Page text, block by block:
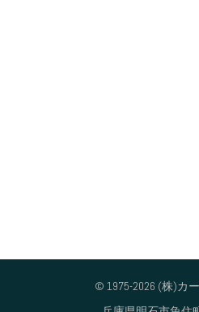
© 1975-2026 (株)カ